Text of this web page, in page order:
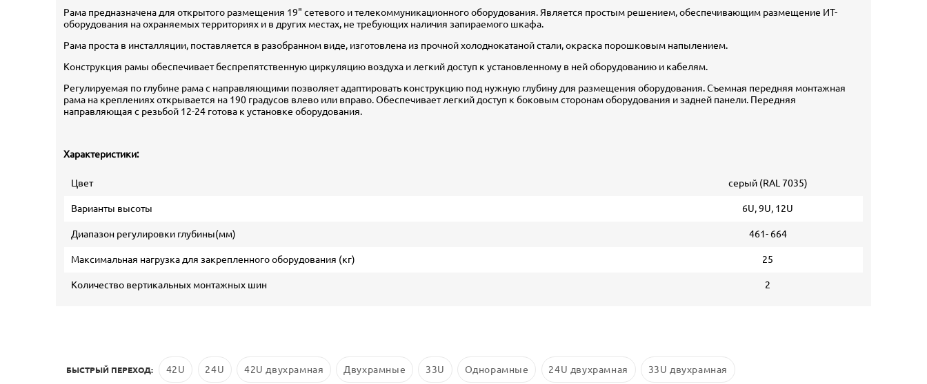
Рама предназначена для открытого размещения 19" сетевого и телекоммуникационного оборудования. Является простым решением, обеспечивающим размещение ИТ-
оборудования на охраняемых территориях и в других местах, не требующих наличия запираемого шкафа.
Рама проста в инсталляции, поставляется в разобранном виде, изготовлена из прочной холоднокатаной стали, окраска порошковым напылением.
Конструкция рамы обеспечивает беспрепятственную циркуляцию воздуха и легкий доступ к установленному в ней оборудованию и кабелям.
Регулируемая по глубине рама с направляющими позволяет адаптировать конструкцию под нужную глубину для размещения оборудования. Съемная передняя монтажная
рама на креплениях открывается на 190 градусов влево или вправо. Обеспечивает легкий доступ к боковым сторонам оборудования и задней панели. Передняя
направляющая с резьбой 12-24 готова к установке оборудования.
Характеристики:
Цвет серый (RAL 7035)
Варианты высоты 6U, 9U, 12U
Диапазон регулировки глубины(мм) 461- 664
Максимальная нагрузка для закрепленного оборудования (кг) 25
Количество вертикальных монтажных шин 2
БЫСТРЫЙ ПЕРЕХОД: 42U 24U 42U двухрамная Двухрамные 33U Однорамные 24U двухрамная 33U двухрамная